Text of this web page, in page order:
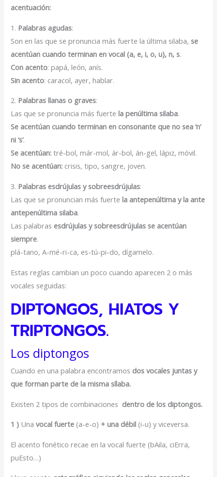
acentuación:
1. Palabras agudas:
Son en las que se pronuncia más fuerte la última silaba,se
acentúan cuando terminan en vocal (a, e, i, o, u), n, s.
Con acento: papá, león, anís.
Sin acento: caracol, ayer, hablar.
2. Palabras llanas o graves:
Las que se pronuncia más fuertela penúltima silaba.
Se acentúan cuando terminan en consonante que no sea ‘n’
ni ‘s’.
Se acentúan: tré-bol, már-mol, ár-bol, án-gel, lápiz, móvil.
No se acentúan: crisis, tipo, sangre, joven.
3. Palabras esdrújulas y sobreesdrújulas:
Las que se pronuncian más fuertela antepenúltima y la ante
antepenúltima silaba.
Las palabras esdrújulas y sobreesdrújulas se acentúan
siempre.
plá-tano, A-mé-ri-ca, es-tú-pi-do, dígamelo.
Estas reglas cambian un poco cuando aparecen 2 o más
vocales seguidas:
DIPTONGOS, HIATOS Y
TRIPTONGOS.
Los diptongos
Cuando en una palabra encontramos dos vocales juntas y
que forman parte de la misma sílaba.
Existen 2 tipos de combinaciones dentro de los diptongos.
1 ) Unavocal fuerte (a-e-o) + una débil (i-u) y viceversa.
El acento fonético recae en la vocal fuerte (bAila, ciErra,
puEsto…)